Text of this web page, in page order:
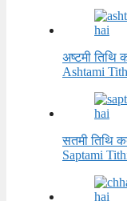
अष्टमी तिथि
Ashtami
सतमी तिथि
Saptami